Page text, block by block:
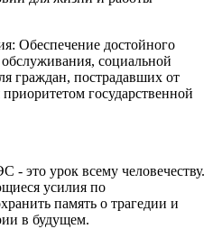
Обеспечение достойного
социальной
граждан, пострадавших от
государственной
это урок всему человечеству.
усилия по
память о трагедии и
в будущем.